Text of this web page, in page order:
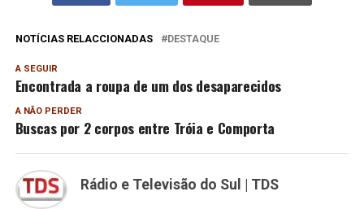
NOTÍCIAS RELACCIONADAS DESTAQUE
A SEGUIR
Encontrada a roupa de um dos desaparecidos
A NÃO PERDER
Buscas por 2 corpos entre Tróia e Comporta
Rádio e Televisão do Sul | TDS